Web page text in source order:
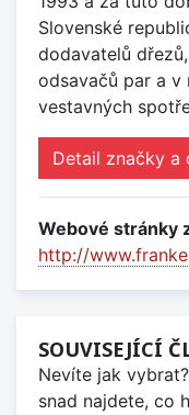
Slovenské
dodavatelů
odsavačů par a v
vestavných
Detail značky
Webové stránky
http://
SOUVISEJÍCÍ
Nevíte jak
snad najdete, co